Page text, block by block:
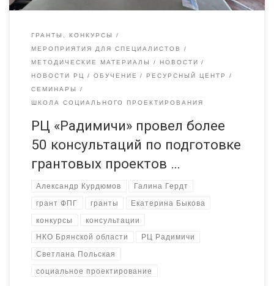
ГРАНТЫ, КОНКУРСЫ
МЕРОПРИЯТИЯ ДЛЯ СПЕЦИАЛИСТОВ
МЕТОДИЧЕСКИЕ МАТЕРИАЛЫ
НОВОСТИ
НОВОСТИ РЦ
ОБУЧЕНИЕ
РЕСУРСНЫЙ ЦЕНТР
СЕМИНАРЫ
ШКОЛА СОЦИАЛЬНОГО ПРОЕКТИРОВАНИЯ
РЦ «Радимичи» провел более
50 консультаций по подготовке
грантовых проектов …
Александр Курдюмов Галина Гердт
грант ФПГ гранты Екатерина Быкова
конкурсы консультации
НКО Брянской области РЦ Радимичи
Светлана Польская
социальное проектирование